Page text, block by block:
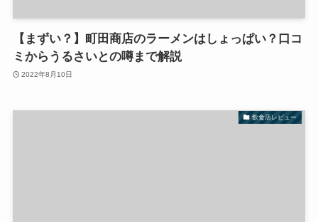
【まずい？】町田商店のラーメンはしょっぱい？口コ
ミからうるさいとの噂まで解説
2022年8月10日
飲食店レビュー